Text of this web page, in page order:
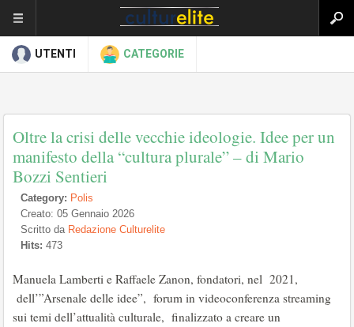
UTENTI CATEGORIE
Oltre la crisi delle vecchie ideologie. Idee per un
manifesto della “cultura plurale” – di Mario
Bozzi Sentieri
Category: Polis
Creato: 05 Gennaio 2026
Scritto da Redazione Culturelite
Hits: 473
Manuela Lamberti e Raffaele Zanon, fondatori, nel 2021,
dell’”Arsenale delle idee”, forum in videoconferenza streaming
sui temi dell’attualità culturale, finalizzato a creare un